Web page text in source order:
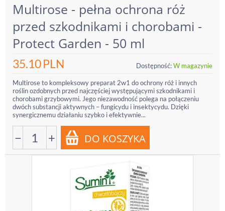
Multirose - pełna ochrona róż
przed szkodnikami i chorobami -
Protect Garden - 50 ml
35.10PLN Dostępność:W magazynie
Multirose to kompleksowy preparat 2w1 do ochrony róż i innych
roślin ozdobnych przed najczęściej występującymi szkodnikami i
chorobami grzybowymi. Jego niezawodność polega na połączeniu
dwóch substancji aktywnych – fungicydu i insektycydu. Dzięki
synergicznemu działaniu szybko i efektywnie...
− +